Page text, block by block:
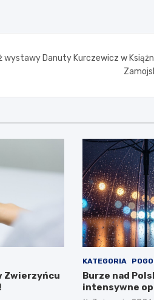
wystawy Danuty Kurczewicz w
Zwierzyńcu
KATEGORIA
Burze nad
intensywne